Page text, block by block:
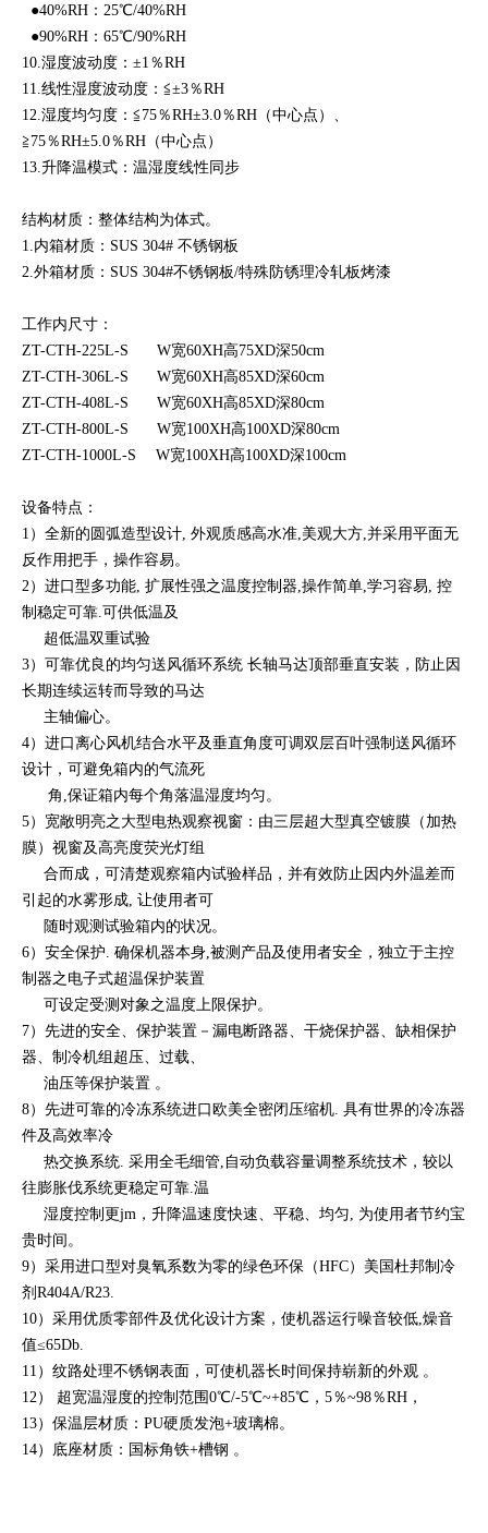
●40%RH：25℃/40%RH
●90%RH：65℃/90%RH
10.湿度波动度：±1％RH
11.线性湿度波动度： ≦±3％RH
12.湿度均匀度：≦75％RH±3.0％RH（中心点）、
≧75％RH±5.0％RH（中心点）
13.升降温模式：温湿度线性同步
结构材质：整体结构为体式。
1.内箱材质：SUS 304# 不锈钢板
2.外箱材质：SUS 304#不锈钢板/特殊防锈理冷轧板烤漆
工作内尺寸：
ZT-CTH-225L-S W宽60XH高75XD深50cm
ZT-CTH-306L-S W宽60XH高85XD深60cm
ZT-CTH-408L-S W宽60XH高85XD深80cm
ZT-CTH-800L-S W宽100XH高100XD深80cm
ZT-CTH-1000L-S W宽100XH高100XD深100cm
设备特点：
1）全新的圆弧造型设计, 外观质感高水准,美观大方,并采用平面无
反作用把手，操作容易。
2）进口型多功能, 扩展性强之温度控制器,操作简单,学习容易, 控
制稳定可靠.可供低温及
超低温双重试验
3）可靠优良的均匀送风循环系统 长轴马达顶部垂直安装，防止因
长期连续运转而导致的马达
主轴偏心。
4）进口离心风机结合水平及垂直角度可调双层百叶强制送风循环
设计，可避免箱内的气流死
角,保证箱内每个角落温湿度均匀。
5）宽敞明亮之大型电热观察视窗：由三层超大型真空镀膜（加热
膜）视窗及高亮度荧光灯组
合而成，可清楚观察箱内试验样品，并有效防止因内外温差而
引起的水雾形成, 让使用者可
随时观测试验箱内的状况。
6）安全保护. 确保机器本身,被测产品及使用者安全，独立于主控
制器之电子式超温保护装置
可设定受测对象之温度上限保护。
7）先进的安全、保护装置－漏电断路器、干烧保护器、缺相保护
器、制冷机组超压、过载、
油压等保护装置 。
8）先进可靠的冷冻系统进口欧美全密闭压缩机. 具有世界的冷冻器
件及高效率冷
热交换系统. 采用全毛细管,自动负载容量调整系统技术，较以
往膨胀伐系统更稳定可靠.温
湿度控制更jm，升降温速度快速、平稳、均匀, 为使用者节约宝
贵时间。
9）采用进口型对臭氧系数为零的绿色环保（HFC）美国杜邦制冷
剂R404A/R23.
10）采用优质零部件及优化设计方案，使机器运行噪音较低,燥音
值≤65Db.
11）纹路处理不锈钢表面，可使机器长时间保持崭新的外观 。
12） 超宽温湿度的控制范围0℃/-5℃~+85℃，5％~98％RH，
13）保温层材质：PU硬质发泡+玻璃棉。
14）底座材质：国标角铁+槽钢 。